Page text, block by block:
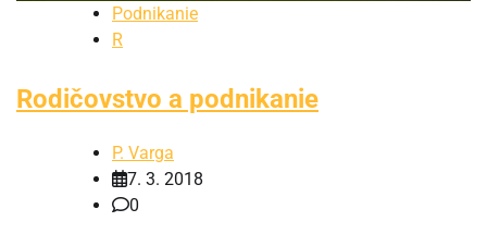
Podnikanie
R
Rodičovstvo a podnikanie
P. Varga
7. 3. 2018
0